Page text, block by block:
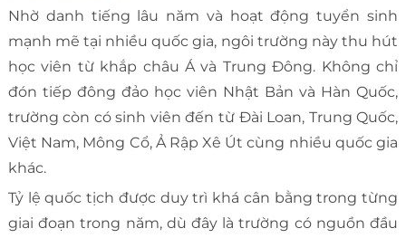
Nhờ danh tiếng lâu năm và hoạt động tuyển sinh
mạnh mẽ tại nhiều quốc gia, ngôi trường này thu hút
học viên từ khắp châu Á và Trung Đông. Không chỉ
đón tiếp đông đảo học viên Nhật Bản và Hàn Quốc,
trường còn có sinh viên đến từ Đài Loan, Trung Quốc,
Việt Nam, Mông Cổ, Ả Rập Xê Út cùng nhiều quốc gia
khác.
Tỷ lệ quốc tịch được duy trì khá cân bằng trong từng
giai đoạn trong năm, dù đây là trường có nguồn đầu